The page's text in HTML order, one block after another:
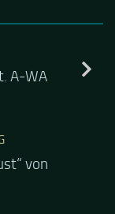
A-WA
von